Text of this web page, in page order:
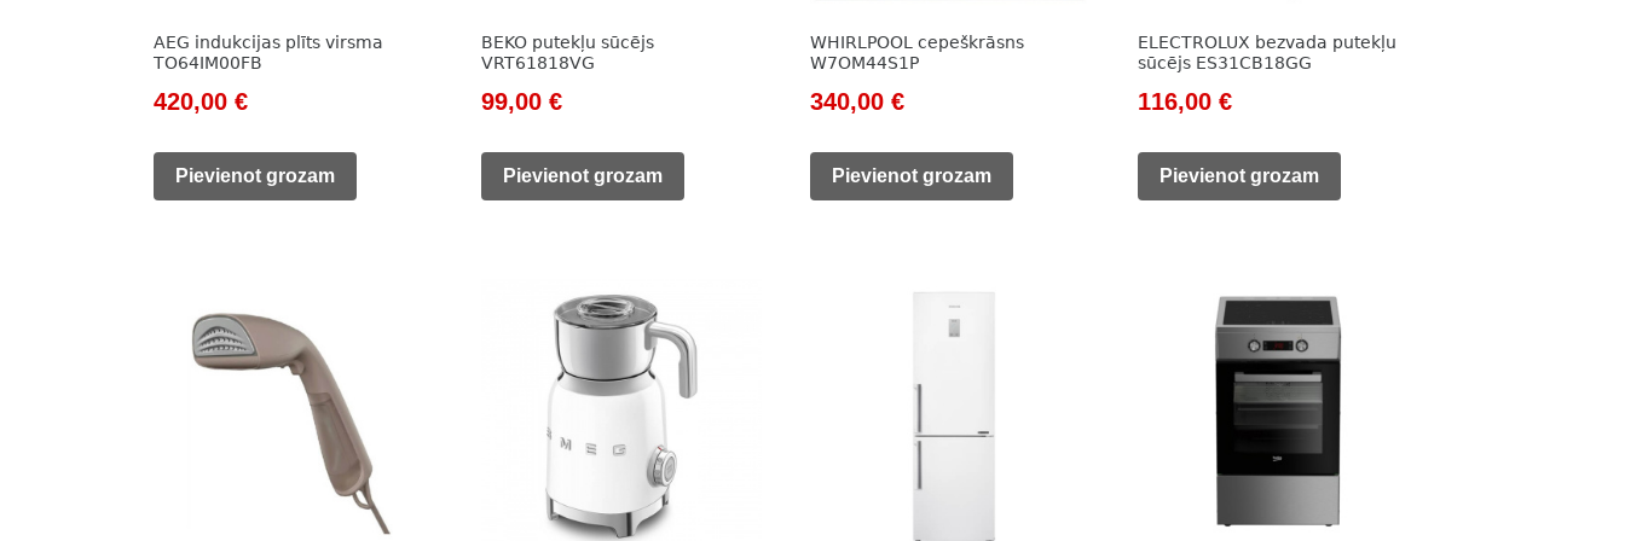
AEG indukcijas plīts virsma
TO64IM00FB
Original
was:
420,00 €Current
is:
Pievienot grozam
BEKO putekļu sūcējs
VRT61818VG
Original
was:
99,00€Current
is:
Pievienot grozam
WHIRLPOOL cepeškrāsns
W7OM44S1P
Original
was:
340,00 €Current
is:
Pievienot grozam
ELECTROLUX bezvada putekļu
sūcējs ES31CB18GG
Original
was:
116,00€Current
is:
Pievienot grozam